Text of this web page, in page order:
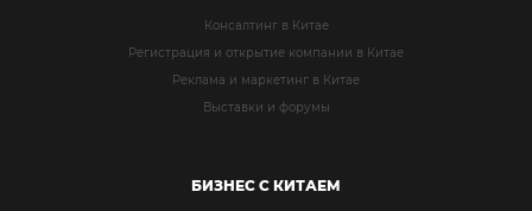
Консалтинг в Китае
Регистрация и открытие компании в Китае
Реклама и маркетинг в Китае
Выставки и форумы
БИЗНЕС С КИТАЕМ